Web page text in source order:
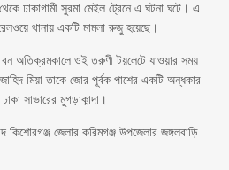
ঢাকাগামী সুরমা মেইল ট্রেনে এ ঘটনা ঘটে। এ
থানায় একটি মামলা রুজু হয়েছে।
বন অতিক্রমকালে ওই তরুণী টয়লেটে যাওয়ার সময়
মিয়া তাকে জোর পূর্বক পাশের একটি অন্ধকার
সাভারের মুগড়াকান্দা।
কিশোরগঞ্জ জেলার করিমগঞ্জ উপজেলার জঙ্গলবাড়ি